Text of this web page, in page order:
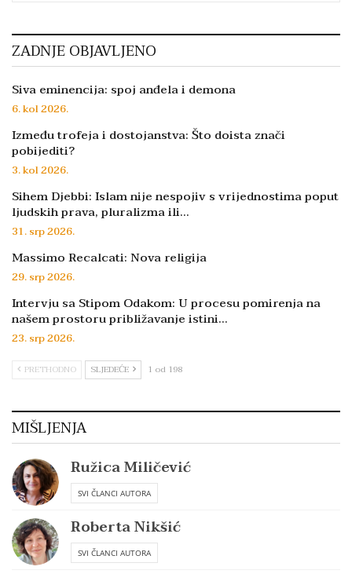
ZADNJE OBJAVLJENO
Siva eminencija: spoj anđela i demona
6. kol 2026.
Između trofeja i dostojanstva: Što doista znači
pobijediti?
3. kol 2026.
Sihem Djebbi: Islam nije nespojiv s vrijednostima poput
ljudskih prava, pluralizma ili…
31. srp 2026.
Massimo Recalcati: Nova religija
29. srp 2026.
Intervju sa Stipom Odakom: U procesu pomirenja na
našem prostoru približavanje istini…
23. srp 2026.
PRETHODNO SLJEDEĆE 1 od 198
MIŠLJENJA
Ružica Miličević
SVI ČLANCI AUTORA
Roberta Nikšić
SVI ČLANCI AUTORA